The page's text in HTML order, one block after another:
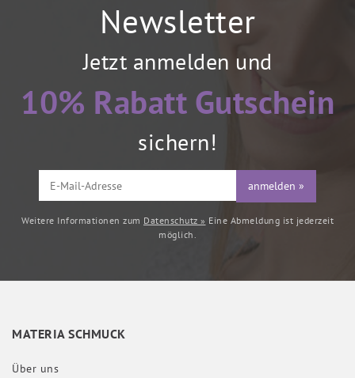
Newsletter
Jetzt anmelden und
10% Rabatt Gutschein
sichern!
anmelden »
Weitere Informationen zum Datenschutz » Eine Abmeldung ist jederzeit
möglich.
MATERIA SCHMUCK
Über uns